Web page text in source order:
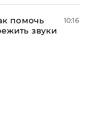
помочь
звуки
10:16